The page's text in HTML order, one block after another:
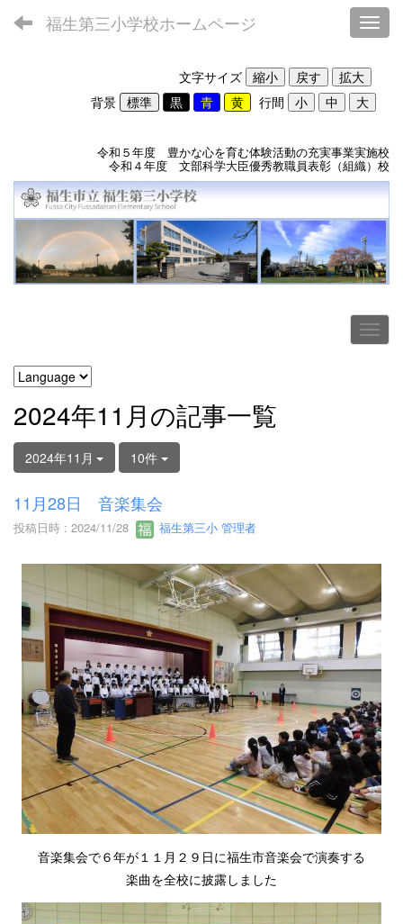
福生第三小学校ホームページ
文字サイズ
背景
行間
令和５年度 豊かな心を育む体験活動の充実事業実施校
令和４年度 文部科学大臣優秀教職員表彰（組織）校
2024年11月の記事一覧
2024年11月 10件
11月28日 音楽集会
投稿日時 : 2024/11/28 福生第三小 管理者
音楽集会で６年が１１月２９日に福生市音楽会で演奏する
楽曲を全校に披露しました